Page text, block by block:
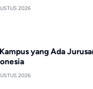
2026
yang Ada
2026